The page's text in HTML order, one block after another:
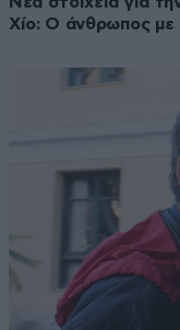
Χίο: Ο άνθρωπος με